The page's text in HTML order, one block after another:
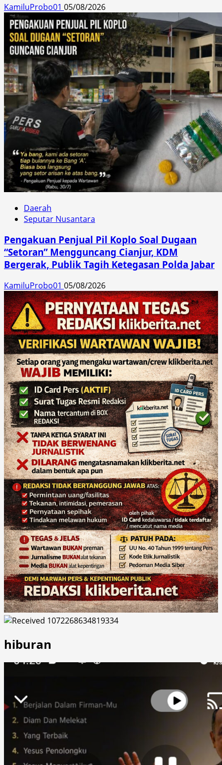
KamiluProbo01 05/08/2026
Daerah
Seputar Nusantara
Pengakuan Penjual Pil Koplo Soal Dugaan
“Setoran” Mengguncang Cianjur, KDM
Bergerak, Publik Tagih Ketegasan Polda Jabar
KamiluProbo01 05/08/2026
hiburan